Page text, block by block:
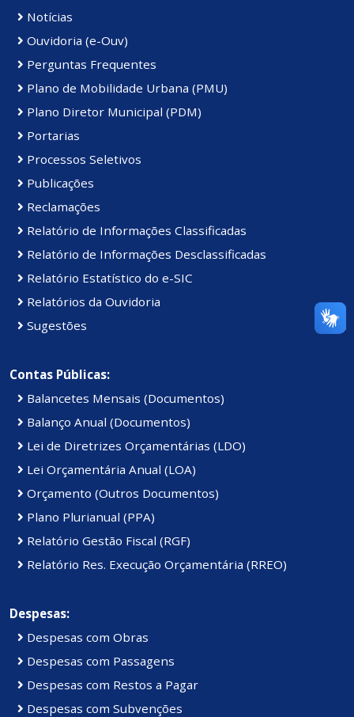
Notícias
Ouvidoria (e-Ouv)
Perguntas Frequentes
Plano de Mobilidade Urbana (PMU)
Plano Diretor Municipal (PDM)
Portarias
Processos Seletivos
Publicações
Reclamações
Relatório de Informações Classificadas
Relatório de Informações Desclassificadas
Relatório Estatístico do e-SIC
Relatórios da Ouvidoria
Sugestões
Contas Públicas:
Balancetes Mensais (Documentos)
Balanço Anual (Documentos)
Lei de Diretrizes Orçamentárias (LDO)
Lei Orçamentária Anual (LOA)
Orçamento (Outros Documentos)
Plano Plurianual (PPA)
Relatório Gestão Fiscal (RGF)
Relatório Res. Execução Orçamentária (RREO)
Despesas:
Despesas com Obras
Despesas com Passagens
Despesas com Restos a Pagar
Despesas com Subvenções